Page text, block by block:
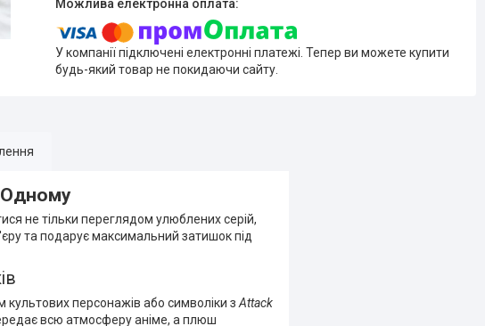
У компанії підключені електронні платежі. Тепер ви можете купити
будь-який товар не покидаючи сайту.
Одному
не тільки переглядом улюблених серій,
та подарує максимальний затишок під
персонажів або символіки зAttack
всю атмосферу аніме, а плюш